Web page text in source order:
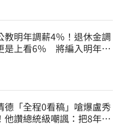
教明年調薪4％！退休金調
是上看6％ 將編入明年度
德「全程0看稿」嗆爆盧秀
他讚總統級嘲諷：把8年總